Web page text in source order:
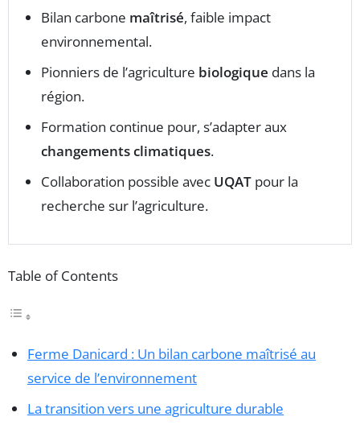
Bilan carbone maîtrisé, faible impact
environnemental.
Pionniers de l’agriculture biologique dans la
région.
Formation continue pour, s’adapter aux
changements climatiques.
Collaboration possible avec UQAT pour la
recherche sur l’agriculture.
Table of Contents
Ferme Danicard : Un bilan carbone maîtrisé au
service de l’environnement
La transition vers une agriculture durable